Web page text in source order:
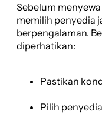
Sebelum
memilih penyedia
berpengalaman.
diperhatikan:
Pastikan
Pilih